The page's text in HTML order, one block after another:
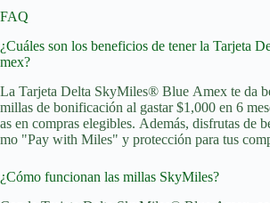
FAQ
¿Cuáles son los beneficios de tener la Tarjeta
mex?
La Tarjeta Delta SkyMiles® Blue Amex te da
millas de bonificación al gastar $1,000 en 6
as en compras elegibles. Además, disfrutas de
mo "Pay with Miles" y protección para tus
¿Cómo funcionan las millas SkyMiles?